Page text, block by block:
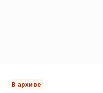
В архиве